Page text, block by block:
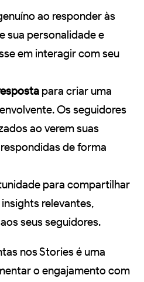
ao responder às
sua personalidade e
em interagir com seu
para criar uma
Os seguidores
ao verem suas
de forma
para compartilhar
relevantes,
seus seguidores.
nos Stories é uma
o engajamento com